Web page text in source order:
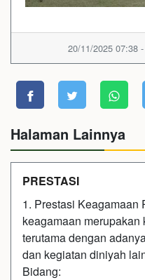
20/11/2025 07:38
Halaman Lainnya
PRESTASI
1. Prestasi Keagamaan
keagamaan
terutama dengan
dan kegiatan diniyah
Bidang: